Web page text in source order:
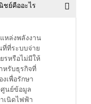
ชย์คืออะไร
หล่งพลังงาน
ที่ที่ระบบจ่าย
รหรือไม่มีให้
หรับธุรกิจที่
เพื่อรักษา
ศูนย์ข้อมูล
เนิดไฟฟ้า